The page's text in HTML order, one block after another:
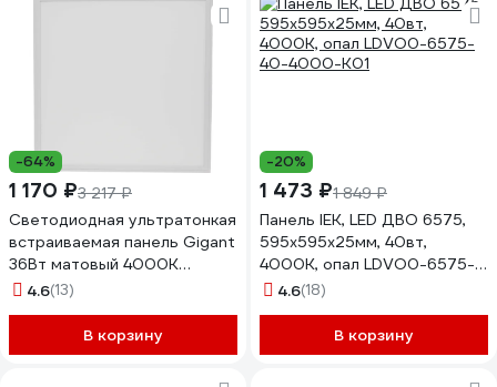
-64%
1 170 ₽3 217 ₽
Светодиодная ультратонкая
встраиваемая панель Gigant
36Вт матовый 4000K
3000Лм IP40 (с драйвером)
4.6(13)
В корзину
-20%
1 473 ₽1 849 ₽
Панель IEK, LED ДВО 6575,
595х595х25мм, 40вт,
4000К, опал LDVO0-6575-
40-4000-K01
4.6(18)
В корзину